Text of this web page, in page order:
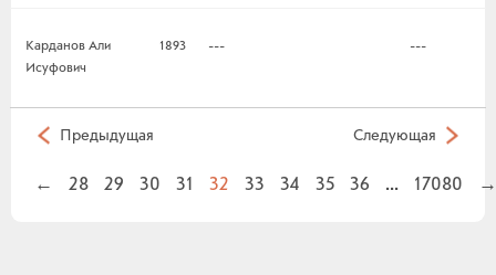
Карданов Али
Исуфович
1893 --- ---
Предыдущая Следующая
← 28 29 30 31 32 33 34 35 36 ... 17080 →